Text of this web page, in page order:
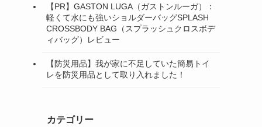
【PR】GASTON LUGA（ガストンルーガ）：
軽くて水にも強いショルダーバッグSPLASH
CROSSBODY BAG（スプラッシュクロスボデ
ィバッグ）レビュー
【防災用品】我が家に不足していた簡易トイ
レを防災用品として取り入れました！
カテゴリー